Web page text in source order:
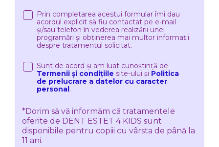
Prin completarea acestui formular îmi dau
acordul explicit să fiu contactat pe e-mail
și/sau telefon în vederea realizării unei
programări și obținerea mai multor informații
despre tratamentul solicitat.
Sunt de acord și am luat cunoștință de
Termenii și condițiile site-ului și Politica
de prelucrare a datelor cu caracter
personal.
*Dorim să vă informăm că tratamentele
oferite de DENT ESTET 4 KIDS sunt
disponibile pentru copiii cu vârsta de până la
11 ani.